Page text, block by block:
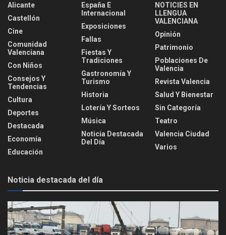
Alicante
Castellón
Cine
Comunidad
Valenciana
Con Niños
Consejos Y
Tendencias
Cultura
Deportes
Destacada
Economía
Educación
España E
Internacional
Exposiciones
Fallas
Fiestas Y
Tradiciones
Gastronomía Y
Turismo
Historia
Lotería Y Sorteos
Música
Noticia Destacada
Del Día
NOTICIES EN
LLENGUA
VALENCIANA
Opinión
Patrimonio
Poblaciones De
Valencia
Revista Valencia
Salud Y Bienestar
Sin Categoría
Teatro
Valencia Ciudad
Varios
Noticia destacada del día